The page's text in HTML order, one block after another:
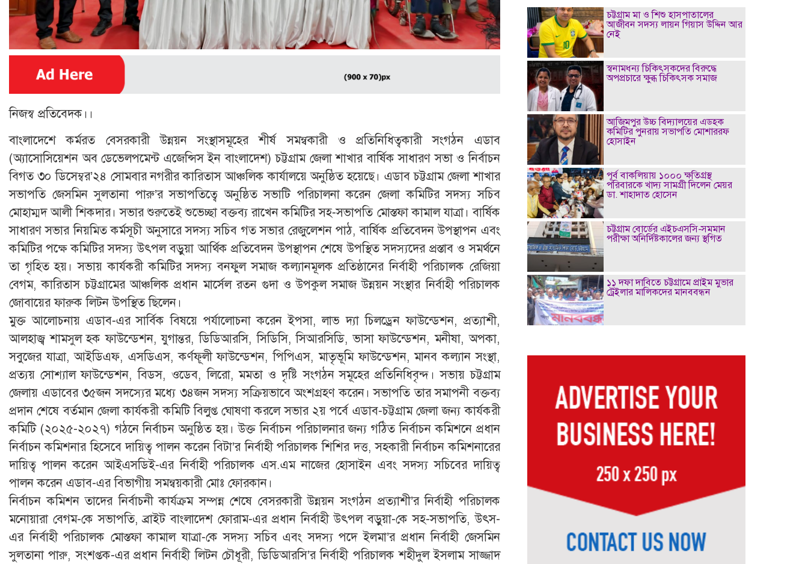
নিজস্ব প্রতিবেদক।।
বাংলা‌দে‌শে কর্মরত বেসরকারী উন্নয়ন সংস্থাসমূ‌হের শীর্ষ সমন্বকারী ও প্রতি‌নি‌ধিত্বকারী সংগঠন এডাব
(অ্যাসোসিয়েশন অব ডেভেলপমেন্ট এজেন্সিস ইন বাংলাদেশ) চট্টগ্রাম জেলা শাখার বার্ষিক সাধারণ সভা ও নির্বাচন
বিগত ৩০ ডিসেম্বর’২৪ সোমবার নগরীর কারিতাস আঞ্চলিক কার্যালয়ে অনুষ্ঠিত হয়েছে। এডাব চট্টগ্রাম জেলা শাখার
সভাপতি জেসমিন সুলতানা পারু’র সভাপতিত্বে অনুষ্ঠিত সভাটি পরিচালনা করেন জেলা কমিটির সদস্য সচিব
মোহাম্মদ আলী শিকদার। সভার শুরুতেই শুভেচ্ছা বক্তব্য রাখেন কমিটির সহ-সভাপতি মোস্তফা কামাল যাত্রা। বার্ষিক
সাধারণ সভার নিয়মিত কর্মসূচী অনুসারে সদস্য সচিব গত সভার রেজুলেশন পাঠ, বার্ষিক প্রতিবেদন উপস্থাপন এবং
কমিটির পক্ষে কমিটির সদস্য উৎপল বড়ুয়া আর্থিক প্রতিবেদন উপস্থাপন শেষে উপস্থিত সদস্যদের প্রস্তাব ও সমর্থনে
তা গৃহিত হয়। সভায় কার্যকরী কমিটির সদস্য বনফুল সমাজ কল্যানমূলক প্রতিষ্ঠানের নির্বাহী পরিচালক রেজিয়া
বেগম, কারিতাস চট্টগ্রামের আঞ্চলিক প্রধান মার্সেল রতন গুদা ও উপকুল সমাজ উন্নয়ন সংস্থার নির্বাহী পরিচালক
জোবায়ের ফারুক লিটন উপস্থিত ছিলেন।
মুক্ত আলোচনায় এডাব-এর সার্বিক বিষয়ে পর্যালোচনা করেন ইপসা, লাভ দ্যা চিলড্রেন ফাউন্ডেশন, প্রত্যাশী,
আলহাজ্ব শামসুল হক ফাউন্ডেশন, যুগান্তর, ডিডিআরসি, সিডিসি, সিআরসিডি, ভাসা ফাউন্ডেশন, মনীষা, অপকা,
সবুজের যাত্রা, আইডিএফ, এসডিএস, কর্ণফূলী ফাউন্ডেশন, পিপিএস, মাতৃভূমি ফাউন্ডেশন, মানব কল্যান সংস্থা,
প্রত্যয় সোশ্যাল ফাউন্ডেশন, বিডস, ওডেব, লিরো, মমতা ও দৃষ্টি সংগঠন সমূহের প্রতিনিধিবৃন্দ। সভায় চট্টগ্রাম
জেলায় এডাবের ৩৫জন সদস্যের মধ্যে ৩৪জন সদস্য সক্রিয়ভাবে অংশগ্রহণ করেন। সভাপতি তার সমাপনী বক্তব্য
প্রদান শেষে বর্তমান জেলা কার্যকরী কমিটি বিলুপ্ত ঘোষণা করলে সভার ২য় পর্বে এডাব-চট্টগ্রাম জেলা জন্য কার্যকরী
কমিটি (২০২৫-২০২৭) গঠনে নির্বাচন অনুষ্ঠিত হয়। উক্ত নির্বাচন পরিচালনার জন্য গঠিত নির্বাচন কমিশনে প্রধান
নির্বাচন কমিশনার হিসেবে দায়িত্ব পালন করেন বিটা’র নির্বাহী পরিচালক শিশির দত্ত, সহকারী নির্বাচন কমিশনারের
দায়িত্ব পালন করেন আইএসডিই-এর নির্বাহী পরিচালক এস.এম নাজের হোসাইন এবং সদস্য সচিবের দায়িত্ব
পালন করেন এডাব-এর বিভাগীয় সমন্বয়কারী মোঃ ফোরকান।
নির্বাচন কমিশন তাদের নির্বাচনী কার্যক্রম সম্পন্ন শেষে বেসরকারী উন্নয়ন সংগঠন প্রত্যাশী’র নির্বাহী পরিচালক
মনোয়ারা বেগম-কে সভাপতি, ব্রাইট বাংলাদেশ ফোরাম-এর প্রধান নির্বাহী উৎপল বড়ুয়া-কে সহ-সভাপতি, উৎস-
এর নির্বাহী পরিচালক মোস্তফা কামাল যাত্রা-কে সদস্য সচিব এবং সদস্য পদে ইলমা’র প্রধান নির্বাহী জেসমিন
সুলতানা পারু, সংশপ্তক-এর প্রধান নির্বাহী লিটন চৌধূরী, ডিডিআরসি’র নির্বাহী পরিচালক শহীদুল ইসলাম সাজ্জাদ
চট্টগ্রাম মা ও শিশু হাসপাতালের
আজীবন সদস্য লায়ন গিয়াস উদ্দিন আর
নেই
স্বনামধন্য চিকিৎসকদের বিরুদ্ধে
অপপ্রচারে ক্ষুব্ধ চিকিৎসক সমাজ
আজিমপুর উচ্চ বিদ্যালয়ের এডহক
কমিটির পুনরায় সভাপতি মোশাররফ
হোসাইন
পূর্ব বাকলিয়ায় ১০০০ ক্ষতিগ্রস্থ
পরিবারকে খাদ্য সামগ্রী দিলেন মেয়র
ডা. শাহাদাত হোসেন
চট্টগ্রাম বোর্ডের এইচএসসি-সমমান
পরীক্ষা অনির্দিষ্টকালের জন্য স্থগিত
১১ দফা দাবিতে চট্টগ্রামে প্রাইম মুভার
ট্রেইলার মালিকদের মানববন্ধন